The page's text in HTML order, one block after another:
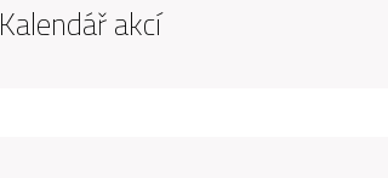
Kalendář akcí